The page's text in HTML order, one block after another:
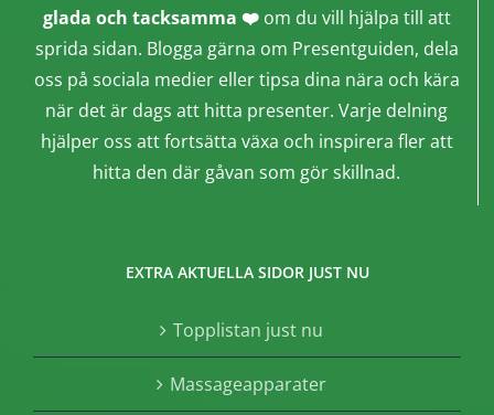
glada och tacksamma ❤️om du vill hjälpa till att
sprida sidan. Blogga gärna om Presentguiden, dela
oss på sociala medier eller tipsa dina nära och kära
när det är dags att hitta presenter. Varje delning
hjälper oss att fortsätta växa och inspirera fler att
hitta den där gåvan som gör skillnad.
EXTRA AKTUELLA SIDOR JUST NU
Topplistan just nu
Massageapparater